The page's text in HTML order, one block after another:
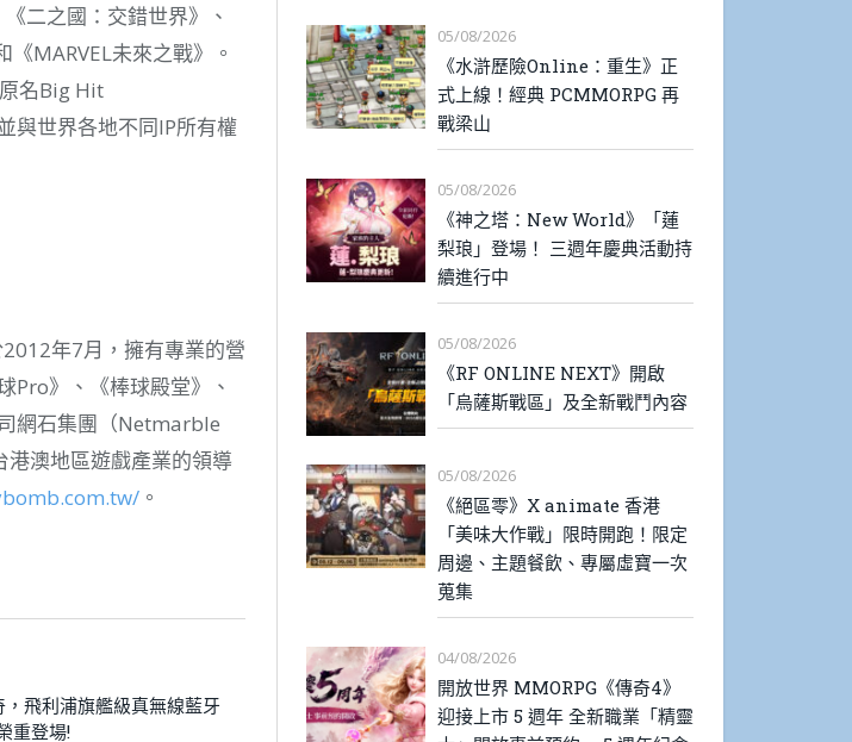
二之國：交錯世界》、
MARVEL未來之戰》。
名Big Hit
與世界各地不同IP所有權
年7月，擁有專業的營
Pro》、《棒球殿堂》、
網石集團（Netmarble
澳地區遊戲產業的領導
。
飛利浦旗艦級真無線藍牙
重登場!
05/08/2026
《水滸歷險Online：重生》正
式上線！經典 PCMMORPG 再
戰梁山
05/08/2026
《神之塔：New World》「蓮
梨琅」登場！ 三週年慶典活動持
續進行中
05/08/2026
《RF ONLINE NEXT》開啟
「烏薩斯戰區」及全新戰鬥內容
05/08/2026
《絕區零》X animate 香港
「美味大作戰」限時開跑！限定
周邊、主題餐飲、專屬虛寶一次
蒐集
04/08/2026
開放世界 MMORPG《傳奇4》
迎接上市 5 週年 全新職業「精靈